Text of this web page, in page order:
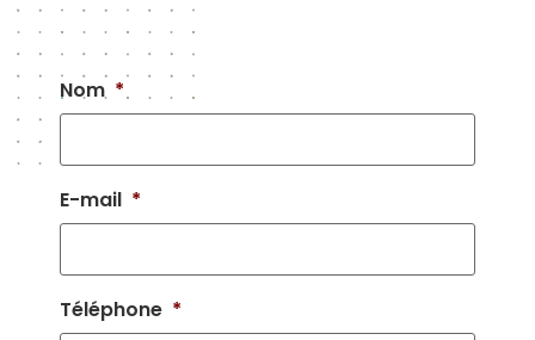
Nom *
E-mail *
Téléphone *